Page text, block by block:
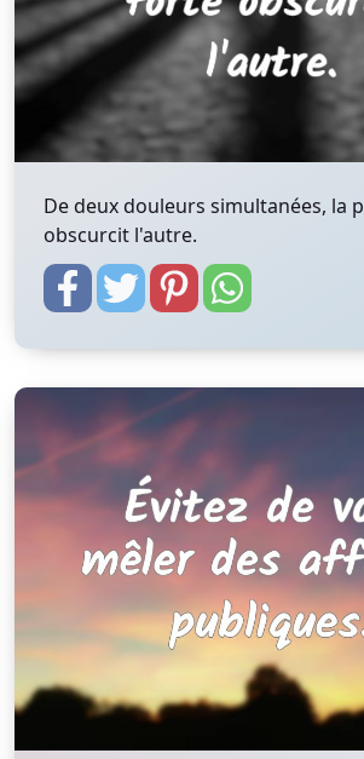
De deux douleurs simultanées, la
obscurcit l'autre.